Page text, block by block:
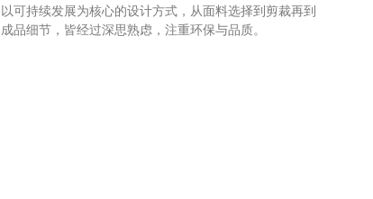
以可持续发展为核心的设计方式，从面料选择到剪裁再到
成品细节，皆经过深思熟虑，注重环保与品质。